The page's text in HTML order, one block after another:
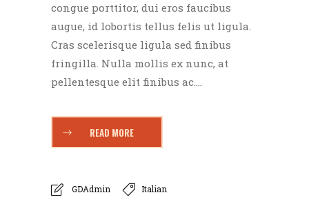
congue porttitor, dui eros faucibus
augue, id lobortis tellus felis ut ligula.
Cras scelerisque ligula sed finibus
fringilla. Nulla mollis ex nunc, at
pellentesque elit finibus ac....
READ MORE
GDAdmin Italian